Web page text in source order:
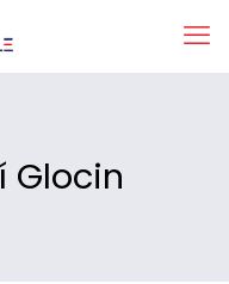
Glocin